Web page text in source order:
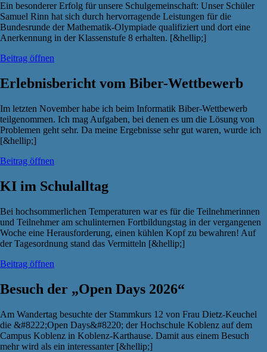
Ein besonderer Erfolg für unsere Schulgemeinschaft: Unser Schüler
Samuel Rinn hat sich durch hervorragende Leistungen für die
Bundesrunde der Mathematik-Olympiade qualifiziert und dort eine
Anerkennung in der Klassenstufe 8 erhalten. [&hellip;]
Beitrag öffnen
Erlebnisbericht vom Biber-Wettbewerb
Im letzten November habe ich beim Informatik Biber-Wettbewerb
teilgenommen. Ich mag Aufgaben, bei denen es um die Lösung von
Problemen geht sehr. Da meine Ergebnisse sehr gut waren, wurde ich
[&hellip;]
Beitrag öffnen
KI im Schulalltag
Bei hochsommerlichen Temperaturen war es für die Teilnehmerinnen
und Teilnehmer am schulinternen Fortbildungstag in der vergangenen
Woche eine Herausforderung, einen kühlen Kopf zu bewahren! Auf
der Tagesordnung stand das Vermitteln [&hellip;]
Beitrag öffnen
Besuch der „Open Days 2026“
Am Wandertag besuchte der Stammkurs 12 von Frau Dietz-Keuchel
die &#8222;Open Days&#8220; der Hochschule Koblenz auf dem
Campus Koblenz in Koblenz-Karthause. Damit aus einem Besuch
mehr wird als ein interessanter [&hellip;]